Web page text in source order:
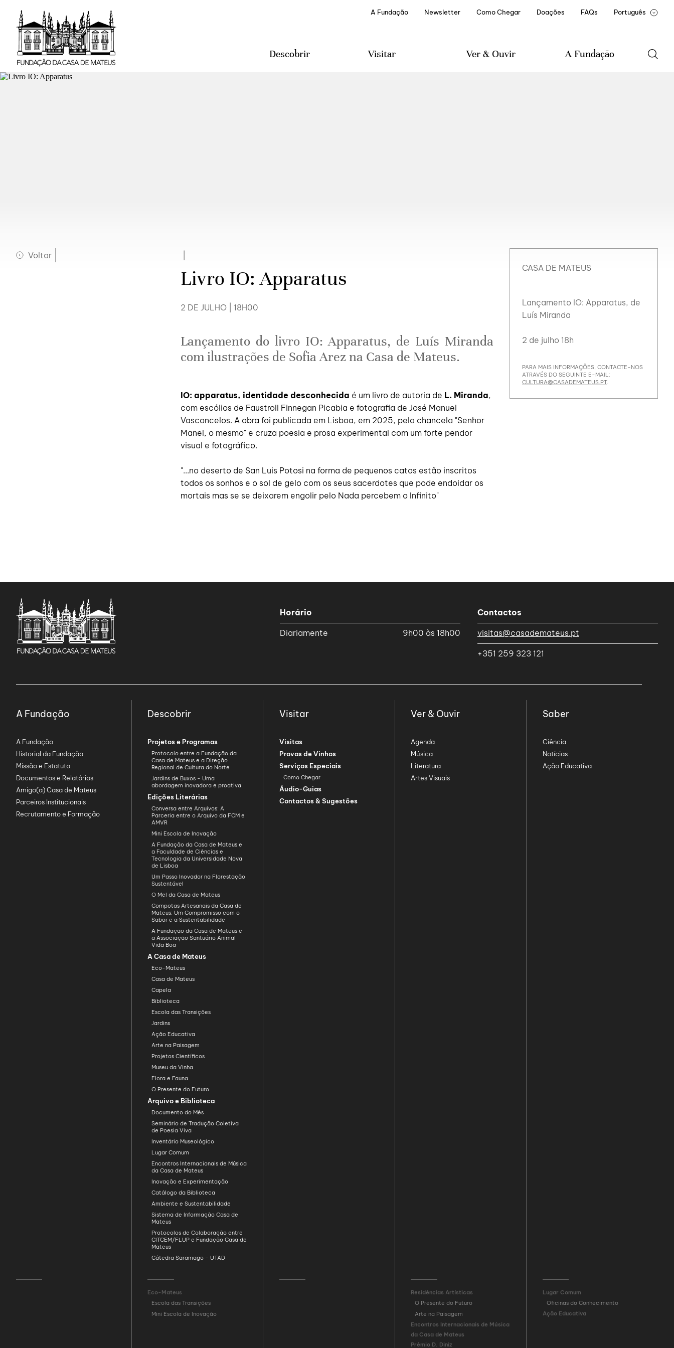
A Fundação Newsletter Como Chegar Doações FAQs Português
Descobrir Visitar Ver & Ouvir A Fundação
Voltar
Livro IO: Apparatus
2 DE JULHO | 18H00
Lançamento do livro IO: Apparatus, de Luís Miranda
com ilustrações de Sofia Arez na Casa de Mateus.
IO: apparatus, identidade desconhecida é um livro de autoria de L. Miranda,
com escólios de Faustroll Finnegan Picabia e fotografia de José Manuel
Vasconcelos. A obra foi publicada em Lisboa, em 2025, pela chancela "Senhor
Manel, o mesmo" e cruza poesia e prosa experimental com um forte pendor
visual e fotográfico.
"...no deserto de San Luis Potosi na forma de pequenos catos estão inscritos
todos os sonhos e o sol de gelo com os seus sacerdotes que pode endoidar os
mortais mas se se deixarem engolir pelo Nada percebem o Infinito"
CASA DE MATEUS
Lançamento IO: Apparatus, de
Luís Miranda
2 de julho 18h
PARA MAIS INFORMAÇÕES, CONTACTE-NOS
ATRAVÉS DO SEGUINTE E-MAIL:
CULTURA@CASADEMATEUS.PT.
Horário
Diariamente 9h00 às 18h00
Contactos
visitas@casademateus.pt
+351 259 323 121
A Fundação
A Fundação
Historial da Fundação
Missão e Estatuto
Documentos e Relatórios
Amigo(a) Casa de Mateus
Parceiros Institucionais
Recrutamento e Formação
Descobrir
Projetos e Programas
Protocolo entre a Fundação da
Casa de Mateus e a Direção
Regional de Cultura do Norte
Jardins de Buxos - Uma
abordagem inovadora e proativa
Edições Literárias
Conversa entre Arquivos: A
Parceria entre o Arquivo da FCM e
AMVR
Mini Escola de Inovação
A Fundação da Casa de Mateus e
a Faculdade de Ciências e
Tecnologia da Universidade Nova
de Lisboa
Um Passo Inovador na Florestação
Sustentável
O Mel da Casa de Mateus
Compotas Artesanais da Casa de
Mateus: Um Compromisso com o
Sabor e a Sustentabilidade
A Fundação da Casa de Mateus e
a Associação Santuário Animal
Vida Boa
A Casa de Mateus
Eco-Mateus
Casa de Mateus
Capela
Biblioteca
Escola das Transições
Jardins
Ação Educativa
Arte na Paisagem
Projetos Científicos
Museu da Vinha
Flora e Fauna
O Presente do Futuro
Arquivo e Biblioteca
Documento do Mês
Seminário de Tradução Coletiva
de Poesia Viva
Inventário Museológico
Lugar Comum
Encontros Internacionais de Música
da Casa de Mateus
Inovação e Experimentação
Catálogo da Biblioteca
Ambiente e Sustentabilidade
Sistema de Informação Casa de
Mateus
Protocolos de Colaboração entre
CITCEM/FLUP e Fundação Casa de
Mateus
Cátedra Saramago - UTAD
Visitar
Visitas
Provas de Vinhos
Serviços Especiais
Como Chegar
Áudio-Guias
Contactos & Sugestões
Ver & Ouvir
Agenda
Música
Literatura
Artes Visuais
Saber
Ciência
Notícias
Ação Educativa
Eco-Mateus
Escola das Transições
Mini Escola de Inovação
Residências Artísticas
O Presente do Futuro
Arte na Paisagem
Encontros Internacionais de Música
da Casa de Mateus
Prémio D. Diniz
Lugar Comum
Oficinas do Conhecimento
Ação Educativa